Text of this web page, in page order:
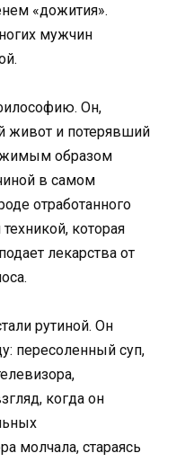
«дожития».
мужчин
Он,
живот и потерявший
образом
в самом
отработанного
которая
лекарства от
рутиной. Он
пересоленный суп,
когда он
молчала, стараясь